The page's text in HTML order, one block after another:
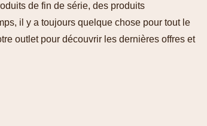
de fin de série, des produits
il y a toujours quelque chose pour tout le
outlet pour découvrir les dernières offres et